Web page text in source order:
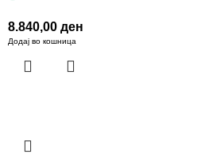
8.840,00 ден
Додај во кошница